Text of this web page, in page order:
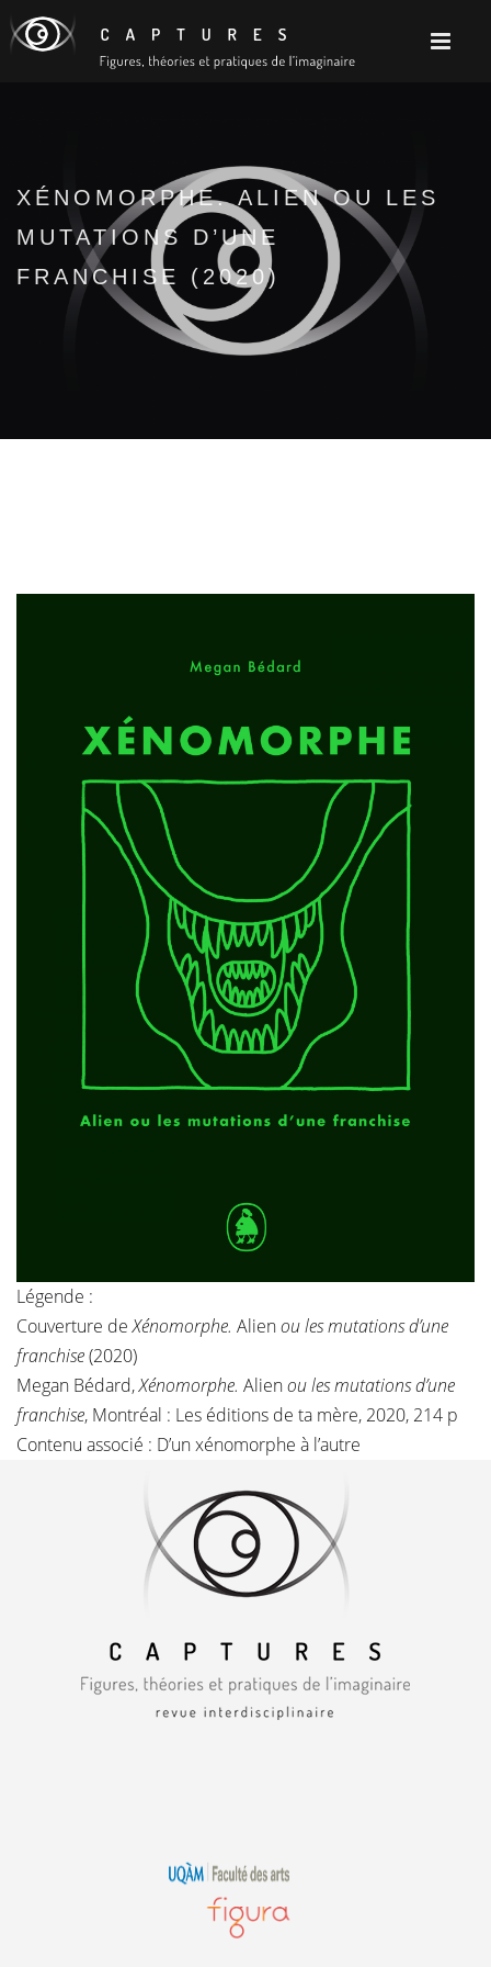
XÉNOMORPHE. ALIEN OU LES
MUTATIONS D’UNE
FRANCHISE (2020)
Légende :
Couverture deXénomorphe. Alienou les mutations d’une
franchise(2020)
Megan Bédard,Xénomorphe. Alienou les mutations d’une
franchise, Montréal : Les éditions de ta mère, 2020, 214 p
Contenu associé : D’un xénomorphe à l’autre